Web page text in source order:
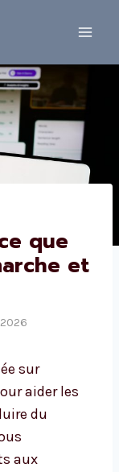
que
et
sur
aider les
du
aux